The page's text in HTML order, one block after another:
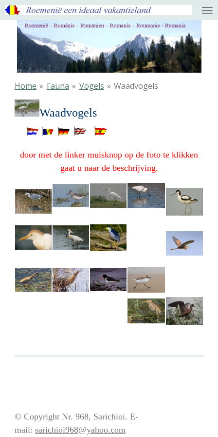
Ga
direct
naar
hoofdinhoud
Home » Fauna » Vogels » Waadvogels
Waadvogels
door met de linker muisknop op de foto te klikken
gaat u naar de beschrijving.
© Copyright Nr. 968, Sarichioi. E-
mail: sarichioi968@yahoo.com